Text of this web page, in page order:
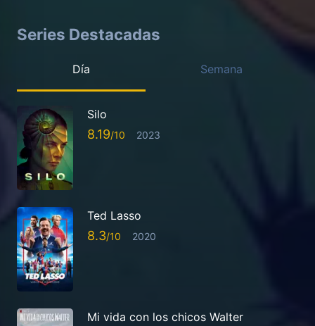
Series Destacadas
Día Semana
Silo
8.19 2023
Ted Lasso
8.3 2020
Mi vida con los chicos Walter